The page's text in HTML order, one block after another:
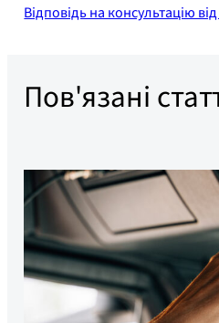
Відповідь на консультацію
Пов'язані